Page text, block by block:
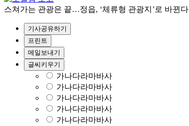
스쳐가는 관광은 끝…정읍, ‘체류형 관광지’로 바뀐다
기사공유하기
프린트
메일보내기
글씨키우기
가나다라마바사
가나다라마바사
가나다라마바사
가나다라마바사
가나다라마바사